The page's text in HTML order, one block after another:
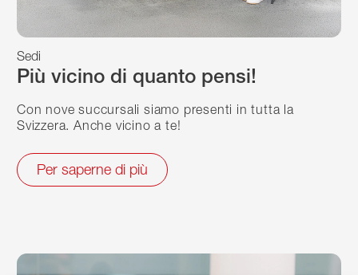
Più vicino di quanto pensi!
Sedi
Con nove succursali siamo presenti in tutta la
Svizzera. Anche vicino a te!
Per saperne di più